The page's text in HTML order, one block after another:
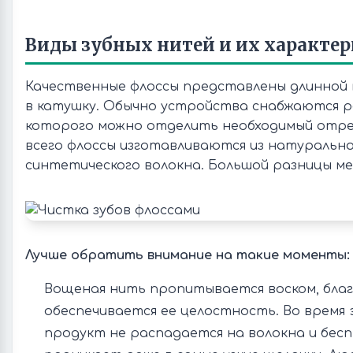
Виды зубных нитей и их
Качественные флоссы представлены
в катушку. Обычно устройства снабжаются
которого можно отделить необходимый
всего флоссы изготавливаются из
синтетического волокна. Большой разницы
Лучше обратить внимание на такие моменты:
Вощеная нить пропитывается воском,
обеспечивается ее целостность. Во время
продукт не распадается на волокна и